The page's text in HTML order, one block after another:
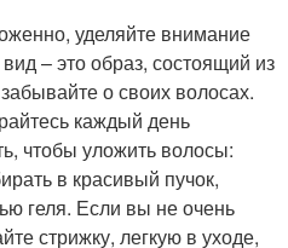
уделяйте внимание
– это образ, состоящий из
о своих волосах.
каждый день
чтобы уложить волосы:
в красивый пучок,
геля. Если вы не очень
стрижку, легкую в уходе,